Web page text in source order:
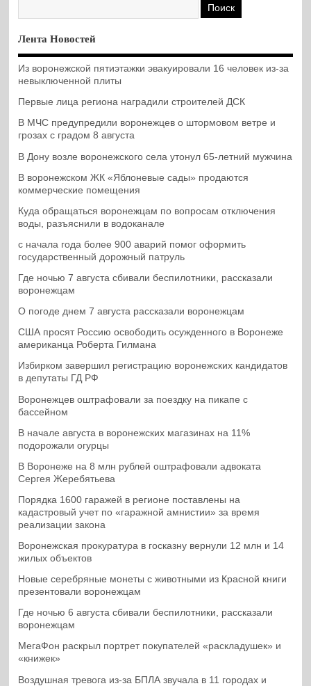
Лента Новостей
Из воронежской пятиэтажки эвакуировали 16 человек из-за
невыключенной плиты
Первые лица региона наградили строителей ДСК
В МЧС предупредили воронежцев о штормовом ветре и
грозах с градом 8 августа
В Дону возле воронежского села утонул 65-летний мужчина
В воронежском ЖК «Яблоневые сады» продаются
коммерческие помещения
Куда обращаться воронежцам по вопросам отключения
воды, разъяснили в водоканале
с начала года более 900 аварий помог оформить
государственный дорожный патруль
Где ночью 7 августа сбивали беспилотники, рассказали
воронежцам
О погоде днем 7 августа рассказали воронежцам
США просят Россию освободить осужденного в Воронеже
американца Роберта Гилмана
Избирком завершил регистрацию воронежских кандидатов
в депутаты ГД РФ
Воронежцев оштрафовали за поездку на пикапе с
бассейном
В начале августа в воронежских магазинах на 11%
подорожали огурцы
В Воронеже на 8 млн рублей оштрафовали адвоката
Сергея Жеребятьева
Порядка 1600 гаражей в регионе поставлены на
кадастровый учет по «гаражной амнистии» за время
реализации закона
Воронежская прокуратура в госказну вернули 12 млн и 14
жилых объектов
Новые серебряные монеты с животными из Красной книги
презентовали воронежцам
Где ночью 6 августа сбивали беспилотники, рассказали
воронежцам
МегаФон раскрыл портрет покупателей «раскладушек» и
«книжек»
Воздушная тревога из-за БПЛА звучала в 11 городах и